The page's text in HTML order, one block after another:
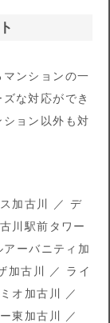
ンションの一
な対応ができ
ョン以外も対
加古川 ／ デ
川駅前タワー
ーバニティ加
加古川 ／ ライ
オ加古川 ／
東加古川 ／